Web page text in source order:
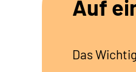
Auf
Das